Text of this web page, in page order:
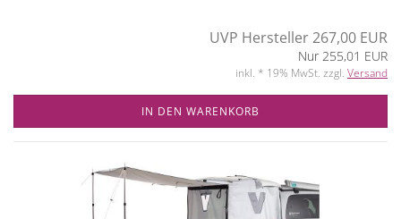
UVP Hersteller 267,00 EUR
Nur 255,01 EUR
inkl. * 19% MwSt. zzgl. Versand
IN DEN WARENKORB